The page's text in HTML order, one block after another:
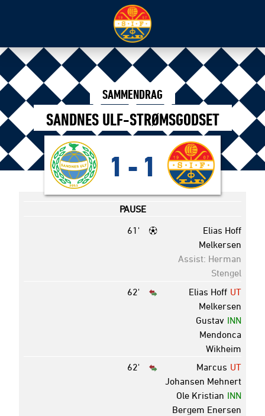
SAMMENDRAG
SANDNES ULF-STRØMSGODSET
1 - 1
PAUSE
61'
Elias Hoff
Melkersen
Assist: Herman
Stengel
62'
UT
Elias Hoff
Melkersen
INN
Gustav
Mendonca
Wikheim
62'
UT
Marcus
Johansen Mehnert
INN
Ole Kristian
Bergem Enersen